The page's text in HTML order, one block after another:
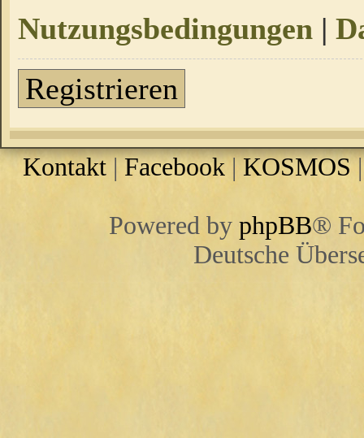
Nutzungsbedingungen |
Registrieren
Kontakt | Facebook |KOSMOS
Powered by phpBB®
Deutsche